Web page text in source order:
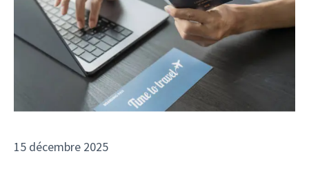
15 décembre 2025